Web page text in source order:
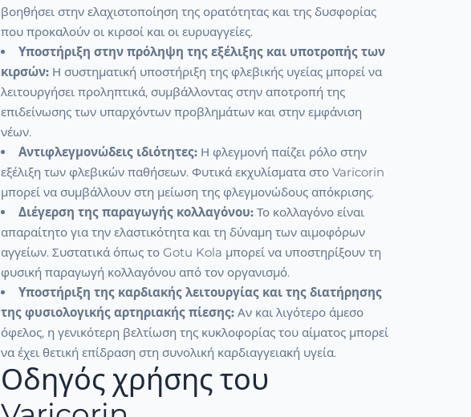
βοηθήσει στην ελαχιστοποίηση της ορατότητας και της δυσφορίας
που προκαλούν οι κιρσοί και οι ευρυαγγείες.
Υποστήριξη στην πρόληψη της εξέλιξης και υποτροπής των
κιρσών: Η συστηματική υποστήριξη της φλεβικής υγείας μπορεί να
λειτουργήσει προληπτικά, συμβάλλοντας στην αποτροπή της
επιδείνωσης των υπαρχόντων προβλημάτων και στην εμφάνιση
νέων.
Αντιφλεγμονώδεις ιδιότητες:Η φλεγμονή παίζει ρόλο στην
εξέλιξη των φλεβικών παθήσεων. Φυτικά εκχυλίσματα στο Varicorin
μπορεί να συμβάλλουν στη μείωση της φλεγμονώδους απόκρισης.
Διέγερση της παραγωγής κολλαγόνου:Το κολλαγόνο είναι
απαραίτητο για την ελαστικότητα και τη δύναμη των αιμοφόρων
αγγείων. Συστατικά όπως το Gotu Kola μπορεί να υποστηρίξουν τη
φυσική παραγωγή κολλαγόνου από τον οργανισμό.
Υποστήριξη της καρδιακής λειτουργίας και της διατήρησης
της φυσιολογικής αρτηριακής πίεσης: Αν και λιγότερο άμεσο
όφελος, η γενικότερη βελτίωση της κυκλοφορίας του αίματος μπορεί
να έχει θετική επίδραση στη συνολική καρδιαγγειακή υγεία.
Οδηγός χρήσης του